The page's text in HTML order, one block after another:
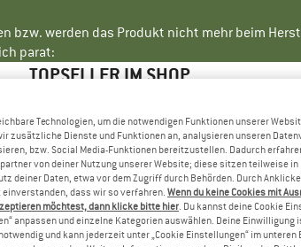
bzw. werden das Produkt nicht mehr beim
parat:
TOPSELLER IM SHOP
Technologien, um die notwendigen Funktionen unserer
zusätzliche Dienste und Funktionen an, analysieren unseren
bzw. Social Media-Funktionen bereitzustellen. Dadurch
von deiner Nutzung unserer Website; diese sitzen teilweise
deiner Daten, etwa vor dem Zugriff durch Behörden. Durch
dass wir so verfahren. Wenn du keine Cookies mit
möchtest, dann klicke bitte hier. Du kannst deine Cookie
anpassen und einzelne Kategorien auswählen. Deine
und kann jederzeit unter „Cookie Einstellungen“ im unteren